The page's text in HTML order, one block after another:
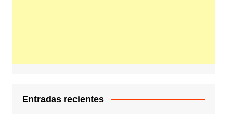
Entradas recientes